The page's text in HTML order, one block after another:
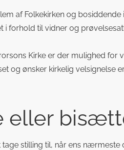
af Folkekirken og
i forhold til vidner og
Kirke er der mulighed for
og ønsker kirkelig velsignelse
eller
stilling til, når ens